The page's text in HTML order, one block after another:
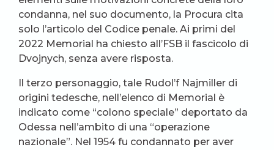
condanna, nel suo documento, la Procura cita
solo l’articolo del Codice penale. Ai primi del
2022 Memorial ha chiesto all’FSB il fascicolo di
Dvojnych, senza avere risposta.
Il terzo personaggio, tale Rudol’f Najmiller di
origini tedesche, nell’elenco di Memorial è
indicato come “colono speciale” deportato da
Odessa nell’ambito di una “operazione
nazionale”. Nel 1954 fu condannato per aver